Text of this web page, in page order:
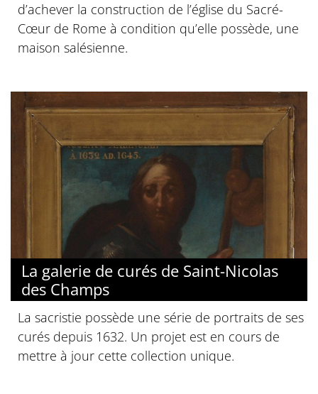
d’achever la construction de l’église du Sacré-
Cœur de Rome à condition qu’elle possède, une
maison salésienne.
La galerie de curés de Saint-Nicolas
des Champs
La sacristie possède une série de portraits de ses
curés depuis 1632. Un projet est en cours de
mettre à jour cette collection unique.